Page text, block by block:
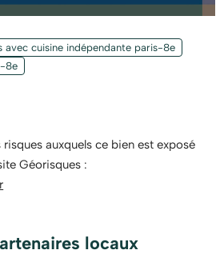
de 20 lots - dont 20 lots habitation.
avec cuisine indépendante paris-8e
8e
auxquels ce bien est exposé
Géorisques :
locaux